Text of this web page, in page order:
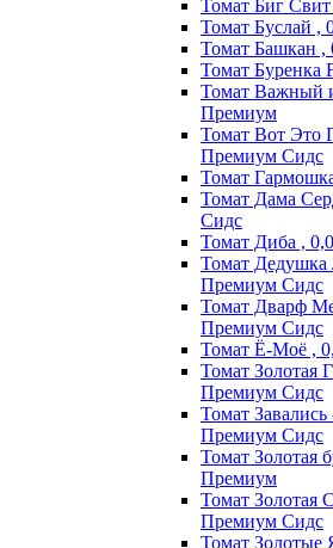
Томат Биг
Томат Буслай ,
Томат Башкан ,
Томат Буренка
Томат Baжный
Пpeмиyм
Томат Вот Это
Премиум Сидс
Томат
Томат Дама
Сидс
Томат Диба ,
Томат Дедушка
Премиум Сидс
Томат Дварф
Премиум Сидс
Томат Ё-Моё ,
Томат Золотая
Премиум Сидс
Томат
Премиум Сидс
Томат Зoлoтaя
Пpeмиyм
Томат Золотая
Премиум Сидс
Томат Зoлoтыe